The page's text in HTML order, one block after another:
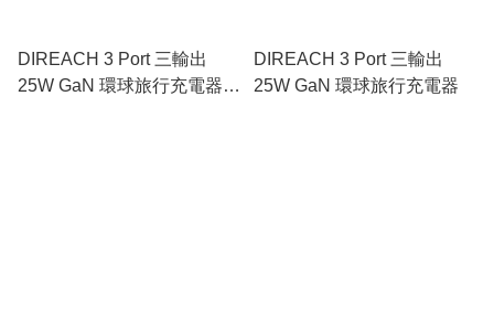
DIREACH 3 Port 三輸出
25W GaN 環球旅行充電器
DIREACH 3 Port 三輸出
25W GaN 環球旅行充電器